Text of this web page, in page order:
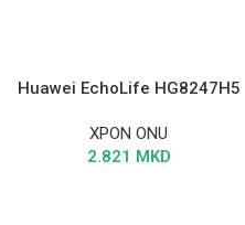
Huawei EchoLife HG8247H5
XPON ONU
2.821 MKD